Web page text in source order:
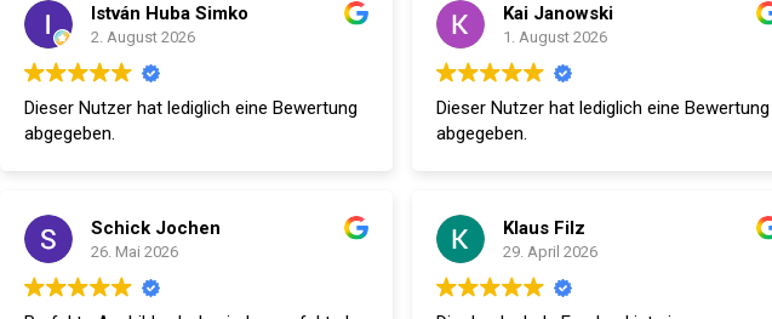
István Huba Simko
2. August 2026
Dieser Nutzer hat lediglich eine Bewertung
abgegeben.
Schick Jochen
26. Mai 2026
Kai Janowski
1. August 2026
Dieser Nutzer hat lediglich eine Bewertung
abgegeben.
Klaus Filz
29. April 2026